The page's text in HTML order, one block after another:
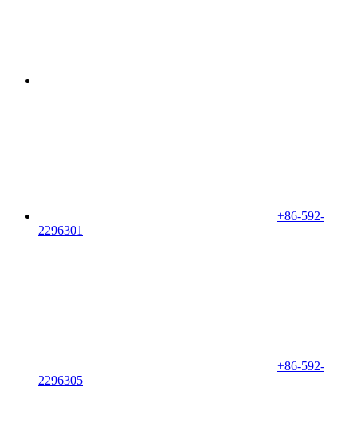
+86-592-
2296301
+86-592-
2296305